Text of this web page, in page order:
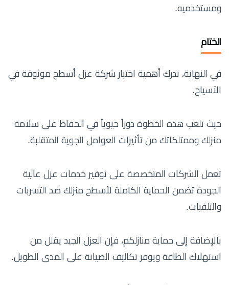
ومستخدميه.
الختام
في النهاية، ندرك أهمية اختيار شركة عزل أسطح موثوقة في
الآسياح.
حيث تلعب هذه الخطوة دوراً حيوياً في الحفاظ على سلامة
منزلك وممتلكاتك من تأثيرات العوامل الجوية المتقلبة.
تعمل الشركات المتخصصة على توفير خدمات عزل عالية
الجودة تضمن الحماية الكاملة لأسطح منزلك ضد التسربات
والتلفيات.
بالإضافة إلى حماية منازلكم، فإن العزل الجيد يقلل من
استهلاك الطاقة ويوفر تكاليف الصيانة على المدى الطويل.